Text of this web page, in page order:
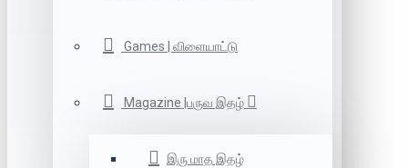
Games | விளையாட்டு
Magazine |பருவ இதழ்
இரு மாத இதழ்